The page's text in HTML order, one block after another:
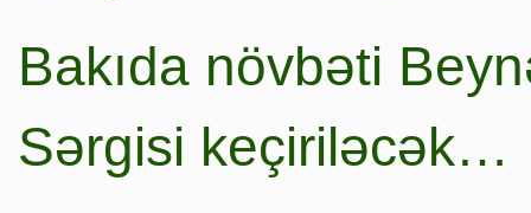
Bakıda növbəti
Sərgisi keçiriləcək…